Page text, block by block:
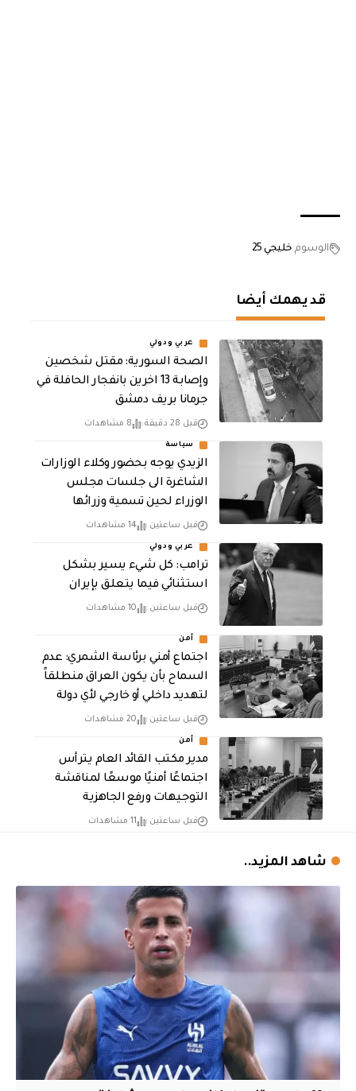
الوسوم خليجي 25
قد يهمك أيضا
عربي ودولي
الصحة السورية: مقتل شخصين
وإصابة 13 اخرين بانفجار الحافلة في
جرمانا بريف دمشق
قبل 28 دقيقة 8 مشاهدات
سياسة
الزيدي يوجه بحضور وكلاء الوزارات
الشاغرة الى جلسات مجلس
الوزراء لحين تسمية وزرائها
قبل ساعتين 14 مشاهدات
عربي ودولي
ترامب: كل شيء يسير بشكل
استثنائي فيما يتعلق بإيران
قبل ساعتين 10 مشاهدات
أمن
اجتماع أمني برئاسة الشمري: عدم
السماح بأن يكون العراق منطلقاً
لتهديد داخلي أو خارجي لأي دولة
قبل ساعتين 20 مشاهدات
أمن
مدير مكتب القائد العام يترأس
اجتماعًا أمنيًا موسعًا لمناقشة
التوجيهات ورفع الجاهزية
قبل ساعتين 11 مشاهدات
شاهد المزيد..